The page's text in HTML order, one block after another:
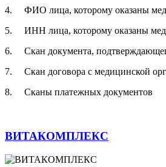
4. ФИО лица, которому оказаны
5. ИНН лица, которому оказаны
6. Скан документа,
7. Скан договора с медицинской
8. Сканы платежных документов
ВИТАКОМПЛЕКС